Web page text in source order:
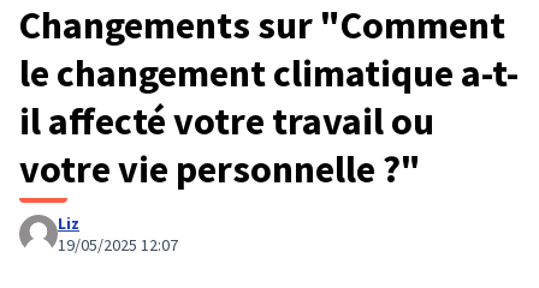
Changements sur "Comment
le changement climatique a-t-
il affecté votre travail ou
votre vie personnelle ?"
Liz
19/05/2025 12:07